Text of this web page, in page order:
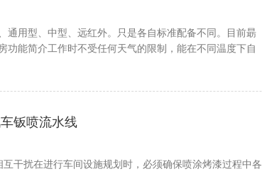
通用型、中型、远红外。只是各自标准配备不同。目前朂
功能简介工作时不受任何天气的限制，能在不同温度下自
钣喷流水线
干扰在进行车间设施规划时，必须确保喷涂烤漆过程中各